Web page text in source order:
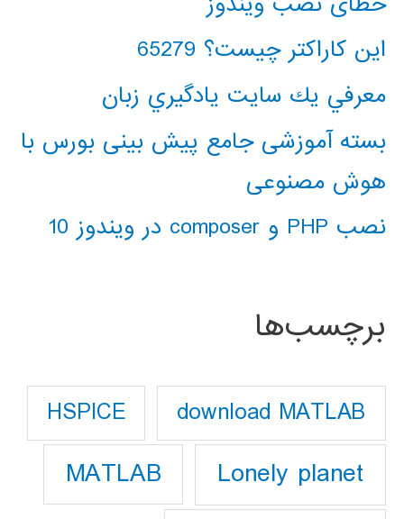
این کاراکتر چیست؟ 65279
معرفي يك سايت يادگيري زبان
بسته آموزشی جامع پیش بینی بورس با
هوش مصنوعی
نصب PHP و composer در ویندوز 10
برچسب‌ها
download MATLAB
HSPICE
Lonely planet
MATLAB